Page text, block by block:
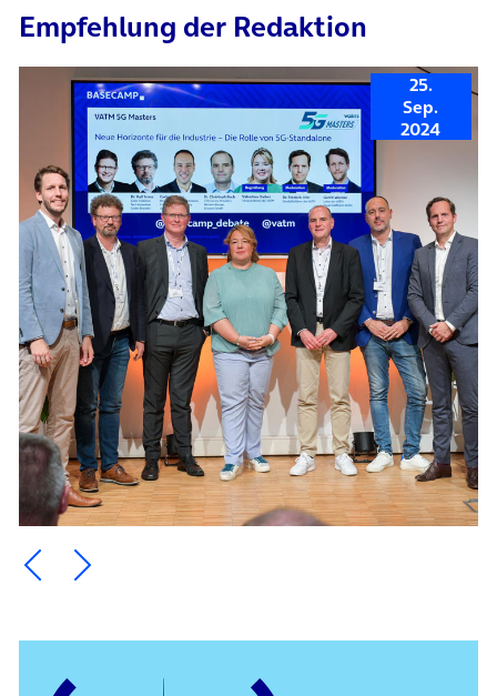
Empfehlung der Redaktion
25.
Sep.
2024
Ein Element zurück blättern
Ein Element weiter blättern